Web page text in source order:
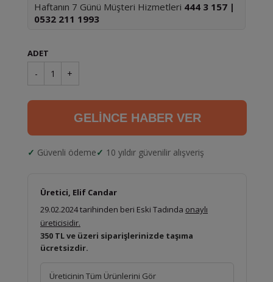
Haftanın 7 Günü Müşteri Hizmetleri 444 3 157 |
0532 211 1993
ADET
- 1 +
GELİNCE HABER VER
Güvenli ödeme 10 yıldır güvenilir alışveriş
Üretici, Elif Candar
29.02.2024 tarihinden beri Eski Tadında onaylı
üreticisidir.
350 TL ve üzeri siparişlerinizde taşıma
ücretsizdir.
Üreticinin Tüm Ürünlerini Gör